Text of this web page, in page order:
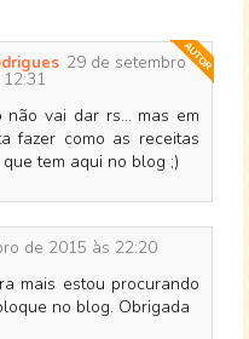
29 de setembro
não vai dar rs... mas em
fazer como as receitas
tem aqui no blog ;)
de 2015 às 22:20
mais estou procurando
no blog. Obrigada